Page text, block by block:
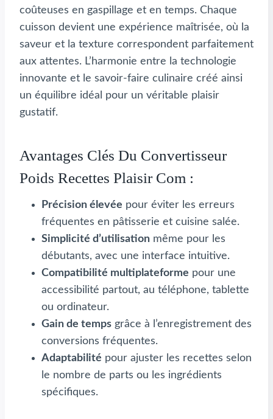
coûteuses en gaspillage et en temps. Chaque
cuisson devient une expérience maîtrisée, où la
saveur et la texture correspondent parfaitement
aux attentes. L’harmonie entre la technologie
innovante et le savoir-faire culinaire créé ainsi
un équilibre idéal pour un véritable plaisir
gustatif.
Avantages Clés Du Convertisseur
Poids Recettes Plaisir Com :
Précision élevée pour éviter les erreurs
fréquentes en pâtisserie et cuisine salée.
Simplicité d’utilisation même pour les
débutants, avec une interface intuitive.
Compatibilité multiplateforme pour une
accessibilité partout, au téléphone, tablette
ou ordinateur.
Gain de temps grâce à l’enregistrement des
conversions fréquentes.
Adaptabilité pour ajuster les recettes selon
le nombre de parts ou les ingrédients
spécifiques.